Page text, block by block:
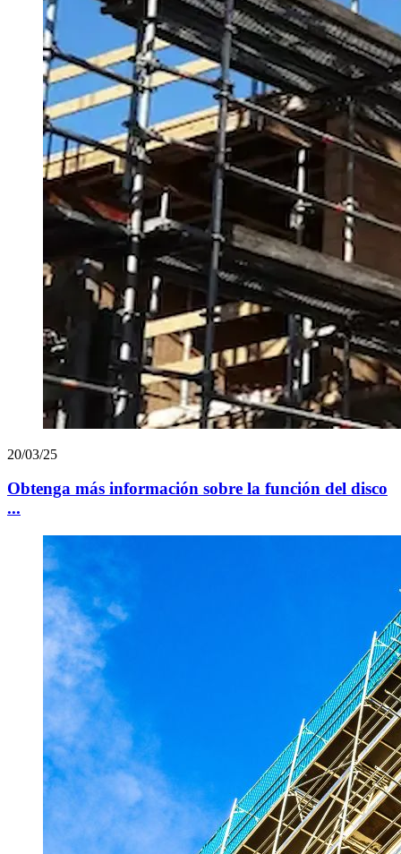
20/03/25
Obtenga más información sobre la función del disco
...